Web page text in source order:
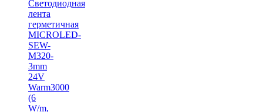
Светодиодная
лента
герметичная
MICROLED-
SEW-
M320-
3mm
24V
Warm3000
(6
W/m,